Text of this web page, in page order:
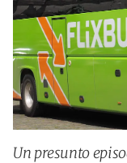
Un presunto